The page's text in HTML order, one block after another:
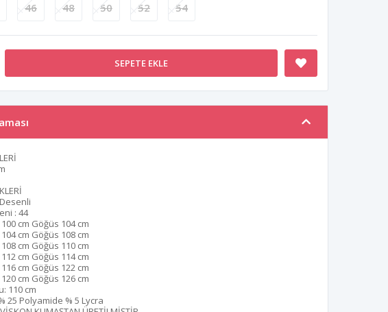
46 48 50 52 54
SEPETE EKLE
: 44
cm Göğüs 104 cm
cm Göğüs 108 cm
cm Göğüs 110 cm
cm Göğüs 114 cm
cm Göğüs 122 cm
cm Göğüs 126 cm
110 cm
25 Polyamide % 5 Lycra